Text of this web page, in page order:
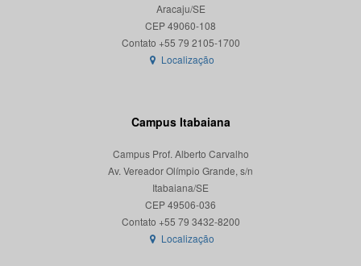
Aracaju/SE
CEP 49060-108
Localização
Campus Itabaiana
Campus Prof. Alberto Carvalho
Av. Vereador Olímpio Grande, s/n
Itabaiana/SE
CEP 49506-036
Localização